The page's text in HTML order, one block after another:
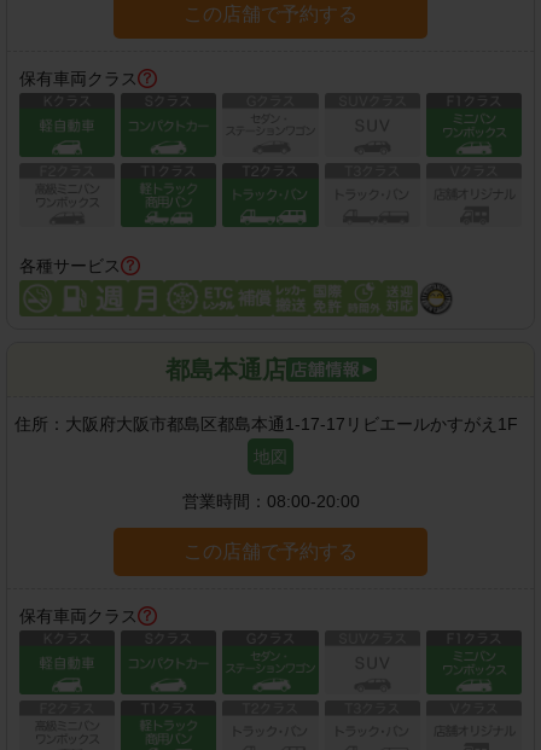
この店舗で予約する
保有車両クラス
各種サービス
都島本通店
住所： 大阪府大阪市都島区都島本通1-17-17リビエールかすがえ1F
地図
営業時間： 08:00-20:00
この店舗で予約する
保有車両クラス